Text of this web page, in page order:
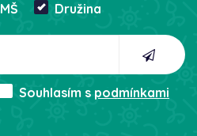
MŠ Družina
Souhlasím s podmínkami